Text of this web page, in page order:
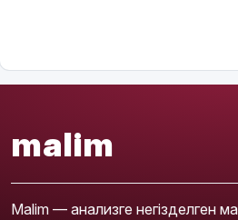
malim
Malim — анализге негізделген